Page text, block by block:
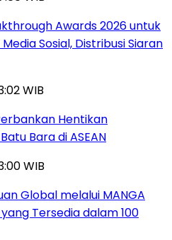
Awards 2026 untuk
Sosial, Distribusi Siaran
WIB
Hentikan
Bara di ASEAN
WIB
Global melalui MANGA
Tersedia dalam 100